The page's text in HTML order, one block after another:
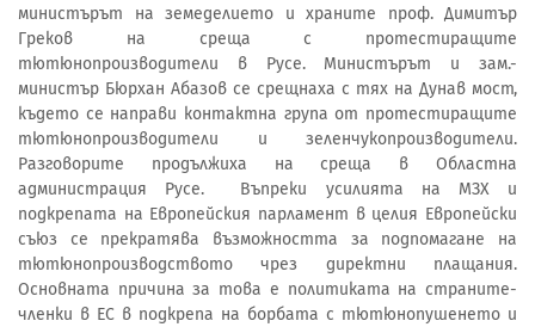
министърът на земеделието и храните проф. Димитър
Греков на среща с протестиращите
тютюнопроизводители в Русе. Министърът и зам.-
министър Бюрхан Абазов се срещнаха с тях на Дунав мост,
където се направи контактна група от протестиращите
тютюнопроизводители и зеленчукопроизводители.
Разговорите продължиха на среща в Областна
администрация Русе. Въпреки усилията на МЗХ и
подкрепата на Европейския парламент в целия Европейски
съюз се прекратява възможността за подпомагане на
тютюнопроизводството чрез директни плащания.
Основната причина за това е политиката на страните-
членки в ЕС в подкрепа на борбата с тютюнопушенето и